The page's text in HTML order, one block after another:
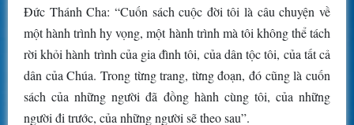
Đức Thánh Cha: “Cuốn sách cuộc đời tôi là câu chuyện về
một hành trình hy vọng, một hành trình mà tôi không thể tách
rời khỏi hành trình của gia đình tôi, của dân tộc tôi, của tất cả
dân của Chúa. Trong từng trang, từng đoạn, đó cũng là cuốn
sách của những người đã đồng hành cùng tôi, của những
người đi trước, của những người sẽ theo sau”.